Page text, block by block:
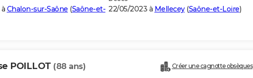
Chalon-sur-Saône (Saône-et- 22/05/2023 à Mellecey(Saône-et-Loire)
POILLOT (88 ans) Créer une cagnotte obsèques